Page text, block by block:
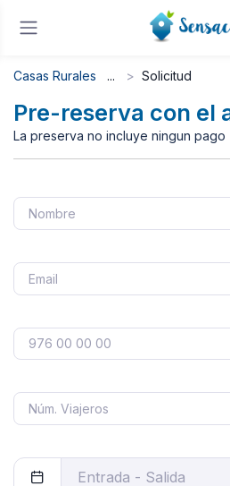
Casas Rurales Solicitud
Pre-reserva con el
La preserva no incluye ningun pago